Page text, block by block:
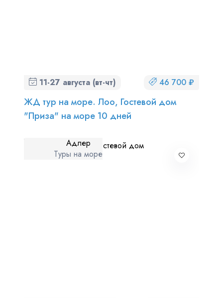
11-27 августа (вт-чт) 46 700 ₽
ЖД тур на море. Лоо, Гостевой дом
"Приза" на море 10 дней
Адлер
Туры на море